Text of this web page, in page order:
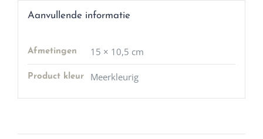
Aanvullende informatie
Afmetingen 15 × 10,5 cm
Product kleur Meerkleurig